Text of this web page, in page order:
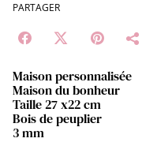
PARTAGER
Maison personnalisée
Maison du bonheur
Taille 27 x22 cm
Bois de peuplier
3 mm